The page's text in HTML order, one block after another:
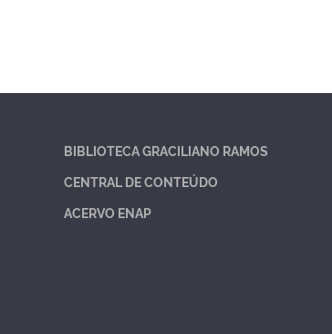
BIBLIOTECA GRACILIANO RAMOS
CENTRAL DE CONTEÚDO
ACERVO ENAP